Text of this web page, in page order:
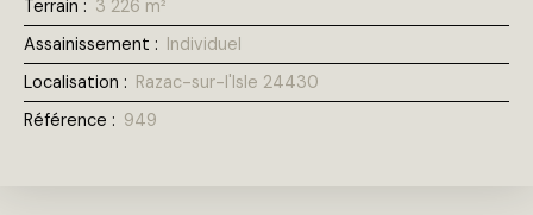
Terrain : 3 226 m²
Assainissement : Individuel
Localisation : Razac-sur-l'Isle 24430
Référence : 949